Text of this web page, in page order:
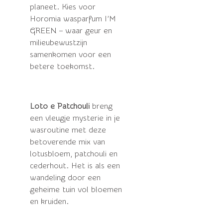
planeet. Kies voor
Horomia wasparfum I’M
GREEN – waar geur en
milieubewustzijn
samenkomen voor een
betere toekomst.
Loto e Patchouli breng
een vleugje mysterie in je
wasroutine met deze
betoverende mix van
lotusbloem, patchouli en
cederhout. Het is als een
wandeling door een
geheime tuin vol bloemen
en kruiden.